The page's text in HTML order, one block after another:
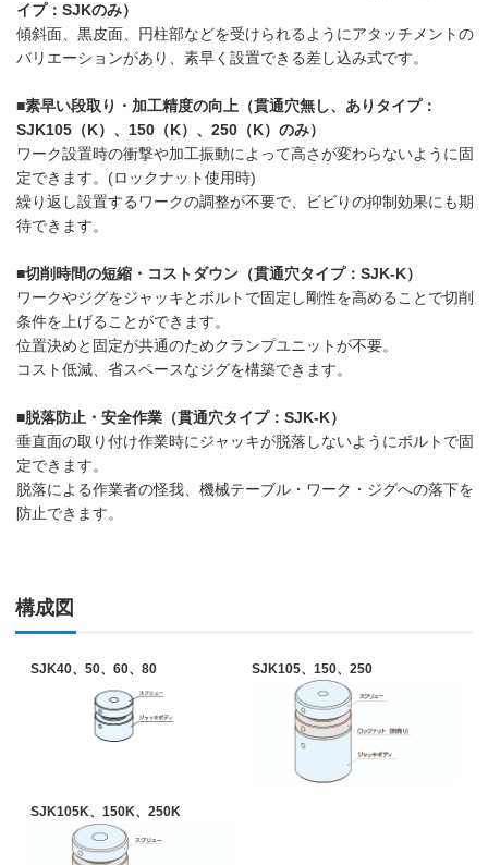
イプ：SJKのみ）
傾斜面、黒皮面、円柱部などを受けられるようにアタッチメントの
バリエーションがあり、素早く設置できる差し込み式です。
■素早い段取り・加工精度の向上（貫通穴無し、ありタイプ：
SJK105（K）、150（K）、250（K）のみ）
ワーク設置時の衝撃や加工振動によって高さが変わらないように固
定できます。(ロックナット使用時)
繰り返し設置するワークの調整が不要で、ビビりの抑制効果にも期
待できます。
■切削時間の短縮・コストダウン（貫通穴タイプ：SJK-K）
ワークやジグをジャッキとボルトで固定し剛性を高めることで切削
条件を上げることができます。
位置決めと固定が共通のためクランプユニットが不要。
コスト低減、省スペースなジグを構築できます。
■脱落防止・安全作業（貫通穴タイプ：SJK-K）
垂直面の取り付け作業時にジャッキが脱落しないようにボルトで固
定できます。
脱落による作業者の怪我、機械テーブル・ワーク・ジグへの落下を
防止できます。
構成図
SJK40、50、60、80 SJK105、150、250
SJK105K、150K、250K